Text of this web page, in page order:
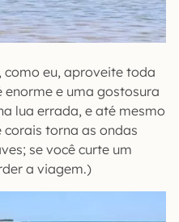
como eu, aproveite toda
enorme e uma gostosura
lua errada, e até mesmo
corais torna as ondas
se você curte um
a viagem.)